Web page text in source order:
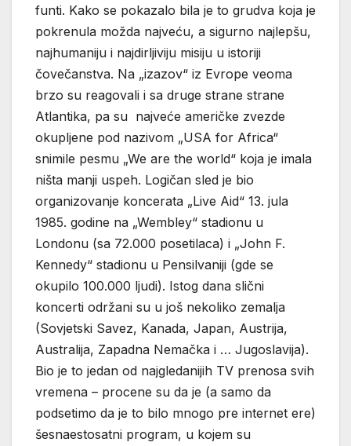
funti. Kako se pokazalo bila je to grudva koja je
pokrenula možda najveću, a sigurno najlepšu,
najhumaniju i najdirljiviju misiju u istoriji
čovečanstva. Na „izazov“ iz Evrope veoma
brzo su reagovali i sa druge strane strane
Atlantika, pa su najveće američke zvezde
okupljene pod nazivom „USA for Africa“
snimile pesmu „We are the world“ koja je imala
ništa manji uspeh. Logičan sled je bio
organizovanje koncerata „Live Aid“ 13. jula
1985. godine na „Wembley“ stadionu u
Londonu (sa 72.000 posetilaca) i „John F.
Kennedy“ stadionu u Pensilvaniji (gde se
okupilo 100.000 ljudi). Istog dana slični
koncerti održani su u još nekoliko zemalja
(Sovjetski Savez, Kanada, Japan, Austrija,
Australija, Zapadna Nemačka i … Jugoslavija).
Bio je to jedan od najgledanijih TV prenosa svih
vremena – procene su da je (a samo da
podsetimo da je to bilo mnogo pre internet ere)
šesnaestosatni program, u kojem su